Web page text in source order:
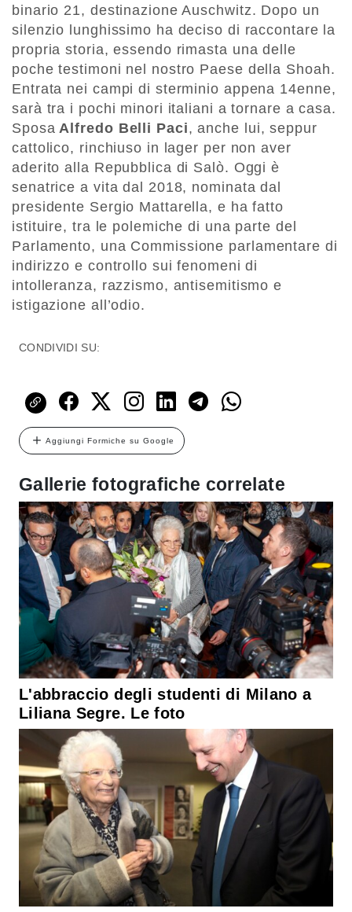
binario 21, destinazione Auschwitz. Dopo un
silenzio lunghissimo ha deciso di raccontare la
propria storia, essendo rimasta una delle
poche testimoni nel nostro Paese della Shoah.
Entrata nei campi di sterminio appena 14enne,
sarà tra i pochi minori italiani a tornare a casa.
Sposa Alfredo Belli Paci, anche lui, seppur
cattolico, rinchiuso in lager per non aver
aderito alla Repubblica di Salò. Oggi è
senatrice a vita dal 2018, nominata dal
presidente Sergio Mattarella, e ha fatto
istituire, tra le polemiche di una parte del
Parlamento, una Commissione parlamentare di
indirizzo e controllo sui fenomeni di
intolleranza, razzismo, antisemitismo e
istigazione all’odio.
CONDIVIDI SU:
Aggiungi Formiche su Google
Gallerie fotografiche correlate
L'abbraccio degli studenti di Milano a
Liliana Segre. Le foto